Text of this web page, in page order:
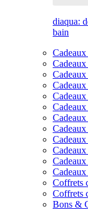
diaqua:
bain
Cadeaux
Cadeaux
Coffrets
Coffrets
Bons &